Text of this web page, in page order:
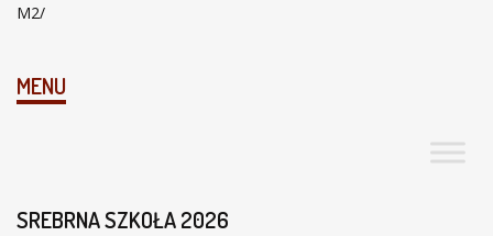
M2/
MENU
SREBRNA SZKOŁA 2026